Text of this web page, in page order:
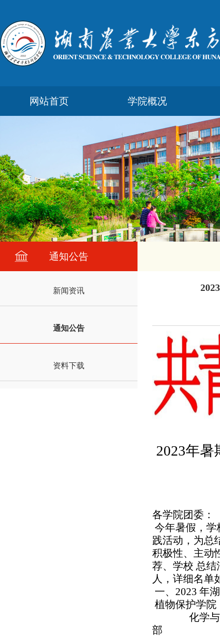
网站首页 学院概况
通知公告
新闻资讯
通知公告
资料下载
2023年暑
各学院团委：
今年暑假，学
践活动，为总
积极性、主动
荐、学校 总结
人，详细名单
一、 2023 年
植物保
化
部